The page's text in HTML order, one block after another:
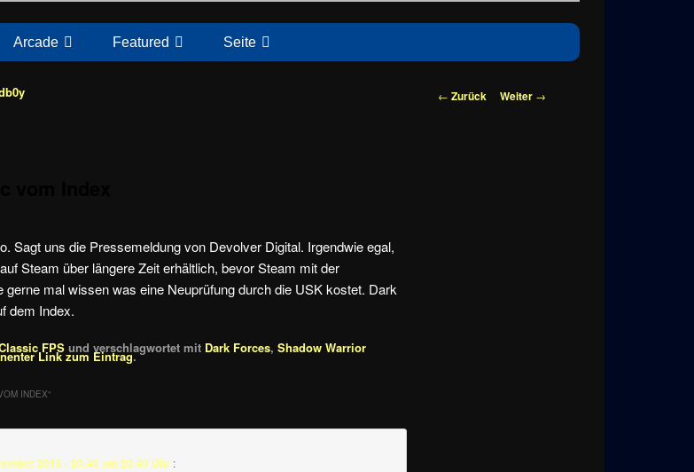
Arcade Featured Seite
Beitragsnavigation
← Zurück Weiter →
Sagt uns die Pressemeldung von Devolver Digital. Irgendwie egal,
Steam über längere Zeit erhältlich, bevor Steam mit der
mal wissen was eine Neuprüfung durch die USK kostet. Dark
dem Index.
FPS und verschlagwortet mit Dark Forces,Shadow Warrior
Link zum Eintrag.
INDEX“
2016 - 20:40 um 20:40 Uhr :